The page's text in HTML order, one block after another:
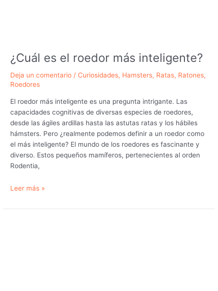
¿Cuál es el roedor más inteligente?
Deja un comentario / Curiosidades, Hamsters, Ratas, Ratones,
Roedores
El roedor más inteligente es una pregunta intrigante. Las
capacidades cognitivas de diversas especies de roedores,
desde las ágiles ardillas hasta las astutas ratas y los hábiles
hámsters. Pero ¿realmente podemos definir a un roedor como
el más inteligente? El mundo de los roedores es fascinante y
diverso. Estos pequeños mamíferos, pertenecientes al orden
Rodentia,
¿Cuál
el
Leer más »